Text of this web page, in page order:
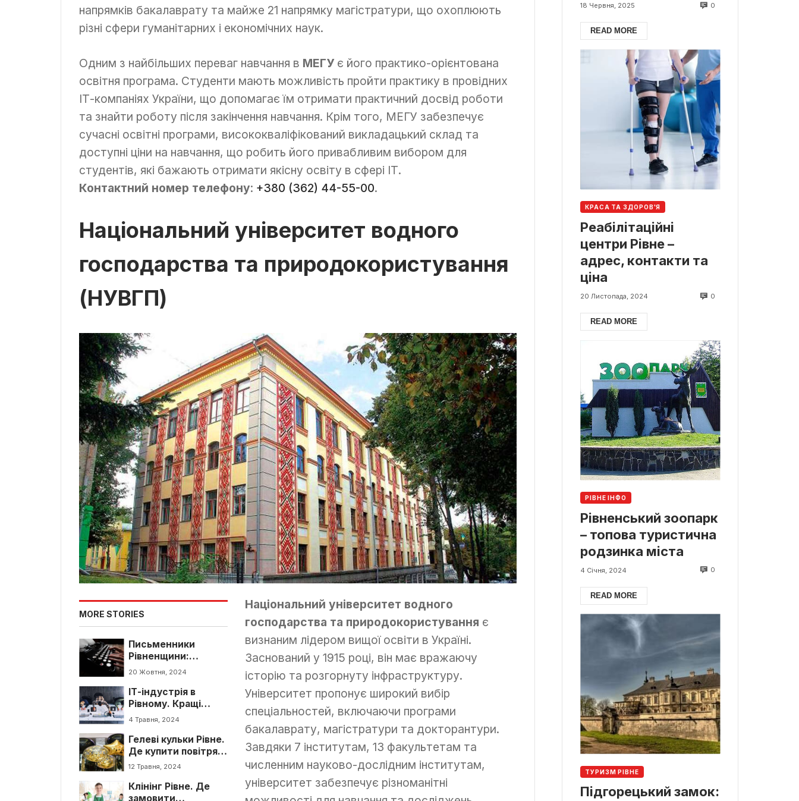
напрямків бакалаврату та майже 21 напрямку магістратури, що охоплюють
різні сфери гуманітарних і економічних наук.
Одним з найбільших переваг навчання в МЕГУ є його практико-орієнтована
освітня програма. Студенти мають можливість пройти практику в провідних
ІТ-компаніях України, що допомагає їм отримати практичний досвід роботи
та знайти роботу після закінчення навчання. Крім того, МЕГУ забезпечує
сучасні освітні програми, висококваліфікований викладацький склад та
доступні ціни на навчання, що робить його привабливим вибором для
студентів, які бажають отримати якісну освіту в сфері ІТ.
Контактний номер телефону: +380 (362) 44-55-00.
Національний університет водного
господарства та природокористування
(НУВГП)
MORE STORIES
Письменники
Рівненщини:
найвідоміші
родом з Рівненської
області
20 Жовтня, 2024
ІТ-індустрія в
Рівному. Кращі
аутсорсингові
4 Травня, 2024
Гелеві кульки Рівне.
Де купити повітряні
кулі в Рівному
12 Травня, 2024
Клінінг Рівне. Де
замовити
Національний університет водного
господарства та природокористування є
визнаним лідером вищої освіти в Україні.
Заснований у 1915 році, він має вражаючу
історію та розгорнуту інфраструктуру.
Університет пропонує широкий вибір
спеціальностей, включаючи програми
бакалаврату, магістратури та докторантури.
Завдяки 7 інститутам, 13 факультетам та
численним науково-дослідним інститутам,
університет забезпечує різноманітні
18 Червня, 2025 0
READ MORE
КРАСА ТА ЗДОРОВ'Я
Реабілітаційні
центри Рівне –
адрес, контакти та
ціна
20 Листопада, 2024 0
READ MORE
РІВНЕ ІНФО
Рівненський зоопарк
– топова туристична
родзинка міста
4 Січня, 2024 0
READ MORE
ТУРИЗМ РІВНЕ
Підгорецький замок: